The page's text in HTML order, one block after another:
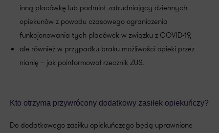
inną placówkę lub podmiot zatrudniający dziennych
opiekunów z powodu czasowego ograniczenia
funkcjonowania tych placówek w związku z COVID-19,
ale również w przypadku braku możliwości opieki przez
nianię – jak poinformował rzecznik ZUS.
Kto otrzyma przywrócony dodatkowy zasiłek opiekuńczy?
Do dodatkowego zasiłku opiekuńczego będą uprawnione